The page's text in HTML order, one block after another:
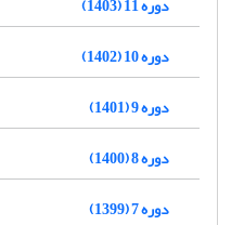
دوره 10 (1402)
دوره 9 (1401)
دوره 8 (1400)
دوره 7 (1399)